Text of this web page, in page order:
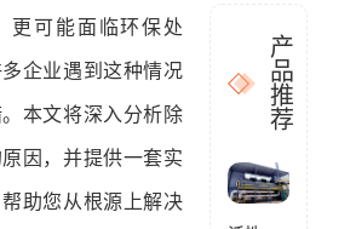
更可能面临环保处
企业遇到这种情况
本文将深入分析除
因，并提供一套实
助您从根源上解决
产
品
推
荐